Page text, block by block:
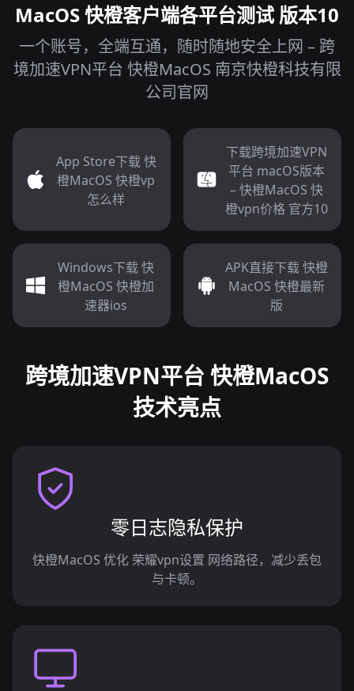
MacOS 快橙客户端各平台测试 版本10
一个账号，全端互通，随时随地安全上网 – 跨
境加速VPN平台 快橙MacOS 南京快橙科技有限
公司官网
App Store下载 快
橙MacOS 快橙vp
怎么样
下载跨境加速VPN
平台 macOS版本
– 快橙MacOS 快
橙vpn价格 官方10
Windows下载 快
橙MacOS 快橙加
速器ios
APK直接下载 快橙
MacOS 快橙最新
版
跨境加速VPN平台 快橙MacOS
技术亮点
零日志隐私保护
快橙MacOS 优化 荣耀vpn设置 网络路径，减少丢包
与卡顿。